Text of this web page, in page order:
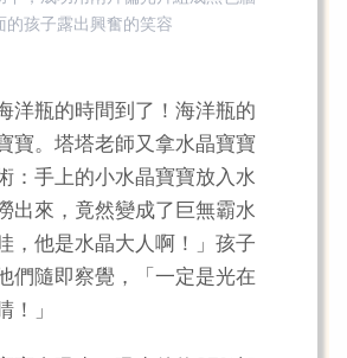
的孩子露出興奮的笑容
洋瓶的時間到了！海洋瓶的
寶。塔塔老師又拿水晶寶寶
：手上的小水晶寶寶放入水
出來，竟然變成了巨無霸水
，他是水晶大人啊！」孩子
們隨即察覺，「一定是光在
！」